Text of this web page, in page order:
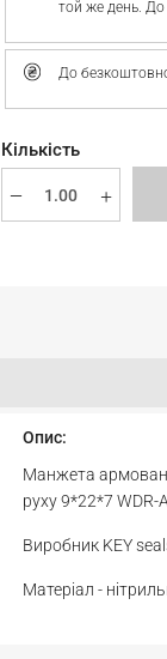
той же день. До
До
Кількість
Опис:
Манжета
руху 9*22*7 WDR-
Виробник KEY
Матеріал -